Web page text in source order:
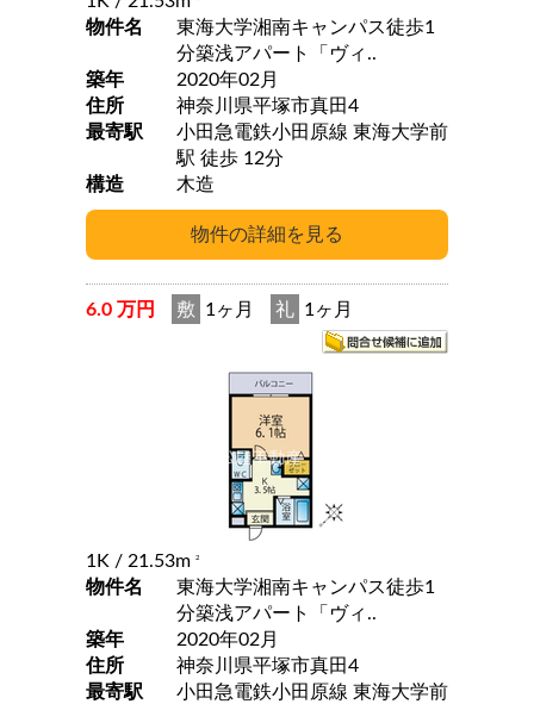
物件名
東海大学湘南キャンパス徒歩1
分築浅アパート「ヴィ..
築年
2020年02月
住所
神奈川県平塚市真田4
最寄駅
小田急電鉄小田原線 東海大学前
駅 徒歩 12分
構造
木造
6.0 万円 敷 1ヶ月 礼 1ヶ月
1K / 21.53m 2
物件名
東海大学湘南キャンパス徒歩1
分築浅アパート「ヴィ..
築年
2020年02月
住所
神奈川県平塚市真田4
最寄駅
小田急電鉄小田原線 東海大学前